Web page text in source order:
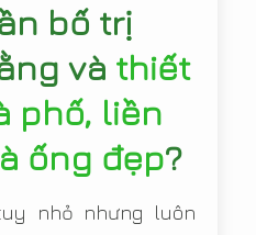
bố trị
và thiết
phố, liền
ống đẹp?
nhỏ nhưng luôn